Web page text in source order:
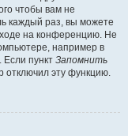
чтобы вам не
каждый раз, вы можете
на конференцию. Не
например в
Если пункт Запомнить
отключил эту функцию.